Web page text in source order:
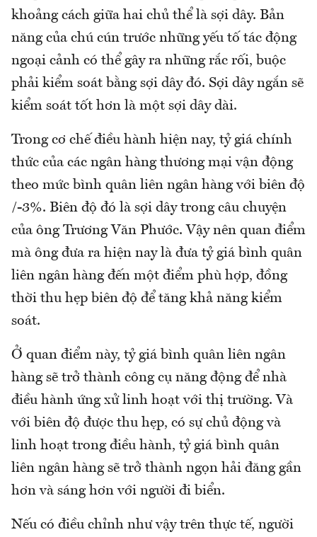
khoảng cách giữa hai chủ thể là sợi dây. Bản
năng của chú cún trước những yếu tố tác động
ngoại cảnh có thể gây ra những rắc rối, buộc
phải kiểm soát bằng sợi dây đó. Sợi dây ngắn sẽ
kiểm soát tốt hơn là một sợi dây dài.
Trong cơ chế điều hành hiện nay, tỷ giá chính
thức của các ngân hàng thương mại vận động
theo mức bình quân liên ngân hàng với biên độ
/-3%. Biên độ đó là sợi dây trong câu chuyện
của ông Trương Văn Phước. Vậy nên quan điểm
mà ông đưa ra hiện nay là đưa tỷ giá bình quân
liên ngân hàng đến một điểm phù hợp, đồng
thời thu hẹp biên độ để tăng khả năng kiểm
soát.
Ở quan điểm này, tỷ giá bình quân liên ngân
hàng sẽ trở thành công cụ năng động để nhà
điều hành ứng xử linh hoạt với thị trường. Và
với biên độ được thu hẹp, có sự chủ động và
linh hoạt trong điều hành, tỷ giá bình quân
liên ngân hàng sẽ trở thành ngọn hải đăng gần
hơn và sáng hơn với người đi biển.
Nếu có điều chỉnh như vậy trên thực tế, người